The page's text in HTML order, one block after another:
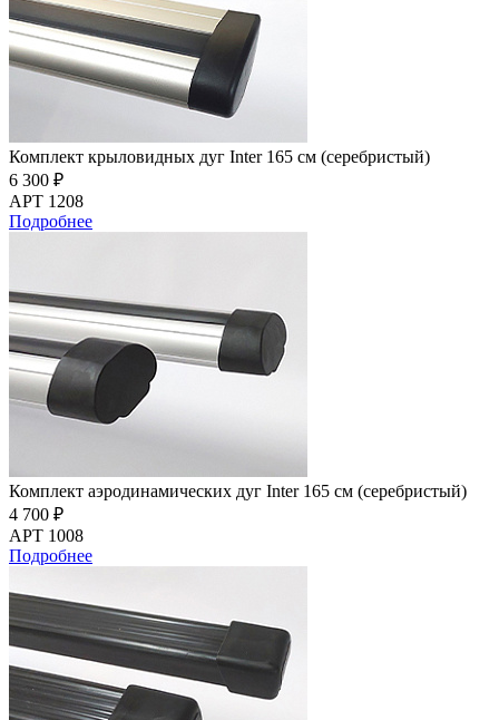
Комплект крыловидных дуг Inter 165 см (серебристый)
6 300 ₽
АРТ 1208
Подробнее
Комплект аэродинамических дуг Inter 165 см (серебристый)
4 700 ₽
АРТ 1008
Подробнее